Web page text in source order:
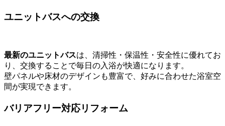
ユニットバスへの交換
最新のユニットバスは、清掃性・保温性・安全性に優れてお
り、交換することで毎日の入浴が快適になります。
壁パネルや床材のデザインも豊富で、好みに合わせた浴室空
間が実現できます。
バリアフリー対応リフォーム